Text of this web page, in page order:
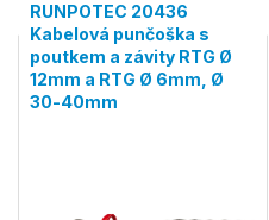
RUNPOTEC 20436
Kabelová punčoška s
poutkem a závity RTG Ø
12mm a RTG Ø 6mm, Ø
30-40mm